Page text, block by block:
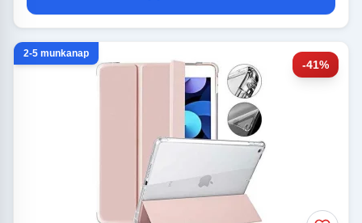
-41%
2-5 munkanap